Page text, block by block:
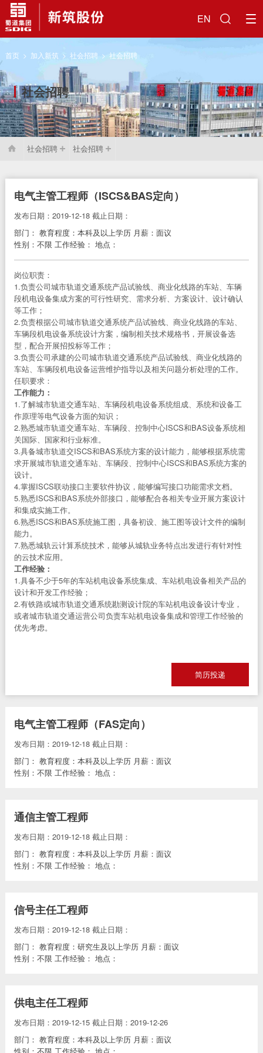
EN
首页 > 加入新筑 > 社会招聘 > 社会招聘
社会招聘
 社会招聘 社会招聘
电气主管工程师（ISCS&BAS定向）
发布日期：2019-12-18 截止日期：
部门： 教育程度：本科及以上学历 月薪：面议
性别：不限 工作经验： 地点：
岗位职责：
1.负责公司城市轨道交通系统产品试验线、商业化线路的车站、车辆
段机电设备集成方案的可行性研究、需求分析、方案设计、设计确认
等工作；
2.负责根据公司城市轨道交通系统产品试验线、商业化线路的车站、
车辆段机电设备系统设计方案，编制相关技术规格书，开展设备选
型，配合开展招投标等工作；
3.负责公司承建的公司城市轨道交通系统产品试验线、商业化线路的
车站、车辆段机电设备运营维护指导以及相关问题分析处理的工作。
任职要求：
工作能力：
1.了解城市轨道交通车站、车辆段机电设备系统组成、系统和设备工
作原理等电气设备方面的知识；
2.熟悉城市轨道交通车站、车辆段、控制中心ISCS和BAS设备系统相
关国际、国家和行业标准。
3.具备城市轨道交ISCS和BAS系统方案的设计能力，能够根据系统需
求开展城市轨道交通车站、车辆段、控制中心ISCS和BAS系统方案的
设计。
4.掌握ISCS联动接口主要软件协议，能够编写接口功能需求文档。
5.熟悉ISCS和BAS系统外部接口，能够配合各相关专业开展方案设计
和集成实施工作。
6.熟悉ISCS和BAS系统施工图，具备初设、施工图等设计文件的编制
能力。
7.熟悉城轨云计算系统技术，能够从城轨业务特点出发进行有针对性
的云技术应用。
工作经验：
1.具备不少于5年的车站机电设备系统集成、车站机电设备相关产品的
设计和开发工作经验；
2.有铁路或城市轨道交通系统勘测设计院的车站机电设备设计专业，
或者城市轨道交通运营公司负责车站机电设备集成和管理工作经验的
优先考虑。
简历投递
电气主管工程师（FAS定向）
发布日期：2019-12-18 截止日期：
部门： 教育程度：本科及以上学历 月薪：面议
性别：不限 工作经验： 地点：
通信主管工程师
发布日期：2019-12-18 截止日期：
部门： 教育程度：本科及以上学历 月薪：面议
性别：不限 工作经验： 地点：
信号主任工程师
发布日期：2019-12-18 截止日期：
部门： 教育程度：研究生及以上学历 月薪：面议
性别：不限 工作经验： 地点：
供电主任工程师
发布日期：2019-12-15 截止日期：2019-12-26
部门： 教育程度：本科及以上学历 月薪：面议